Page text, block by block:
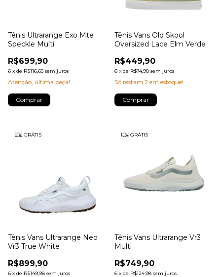
Tênis Ultrarange Exo Mte
Speckle Multi
R$699,90
6 x de R$116,65 sem juros
Atenção, última peça!
Comprar
Tênis Vans Old Skool
Oversized Lace Elm Verde
R$449,90
6 x de R$74,98 sem juros
Só restam 2 em estoque!
Comprar
GRÁTIS
Tênis Vans Ultrarange Neo
Vr3 True White
R$899,90
6 x de R$149,98 sem juros
GRÁTIS
Tênis Vans Ultrarange Vr3
Multi
R$749,90
6 x de R$124,98 sem juros